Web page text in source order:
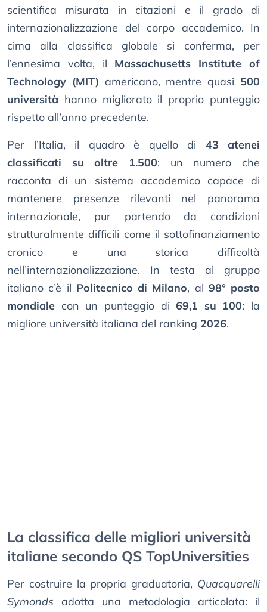
scientifica misurata in citazioni e il grado di
internazionalizzazione del corpo accademico. In
cima alla classifica globale si conferma, per
l’ennesima volta, il Massachusetts Institute of
Technology (MIT) americano, mentre quasi 500
università hanno migliorato il proprio punteggio
rispetto all’anno precedente.
Per l’Italia, il quadro è quello di 43 atenei
classificati su oltre 1.500: un numero che
racconta di un sistema accademico capace di
mantenere presenze rilevanti nel panorama
internazionale, pur partendo da condizioni
strutturalmente difficili come il sottofinanziamento
cronico e una storica difficoltà
nell’internazionalizzazione. In testa al gruppo
italiano c’è il Politecnico di Milano, al 98° posto
mondiale con un punteggio di69,1 su 100: la
migliore università italiana del ranking 2026.
La classifica delle migliori università
italiane secondo QS TopUniversities
Per costruire la propria graduatoria, Quacquarelli
Symonds adotta una metodologia articolata: il